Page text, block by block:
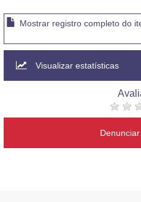
Mostrar registro completo do
Visualizar estatísticas